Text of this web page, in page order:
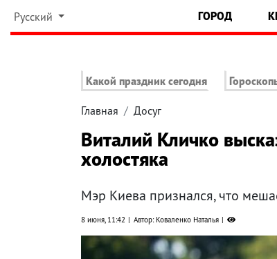
Русский ГОРОД
Какой праздник сегодня
Главная Досуг
Виталий Кличко
холостяка
Мэр Киева признался, что
8 июня, 11:42 Автор: Коваленко Наталья